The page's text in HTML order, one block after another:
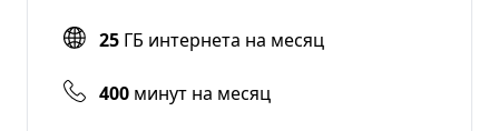
25 ГБ интернета на месяц
400 минут на месяц